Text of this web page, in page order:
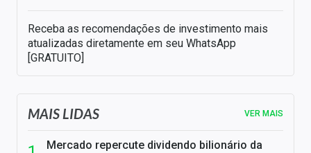
Receba as recomendações de investimento mais
atualizadas diretamente em seu WhatsApp
[GRATUITO]
MAIS LIDAS VER MAIS
Mercado repercute dividendo bilionário da